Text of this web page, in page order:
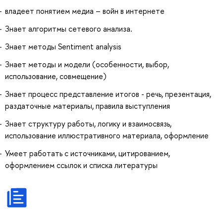
владеет понятием медиа – войн в интернете
Знает алгоритмы сетевого анализа.
Знает методы Sentiment analysis
Знает методы и модели (особенности, выбор,
использование, совмещение)
Знает процесс представление итогов - речь, презентация,
раздаточные материалы, правила выступления
Знает структуру работы, логику и взаимосвязь,
использование иллюстративного материала, оформление
Умеет работать с источниками, цитированием,
оформлением ссылок и списка литературы